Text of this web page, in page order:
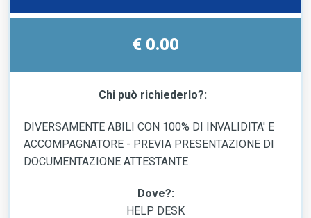
€ 0.00
Chi può richiederlo?:
DIVERSAMENTE ABILI CON 100% DI INVALIDITA' E
ACCOMPAGNATORE - PREVIA PRESENTAZIONE DI
DOCUMENTAZIONE ATTESTANTE
Dove?:
HELP DESK